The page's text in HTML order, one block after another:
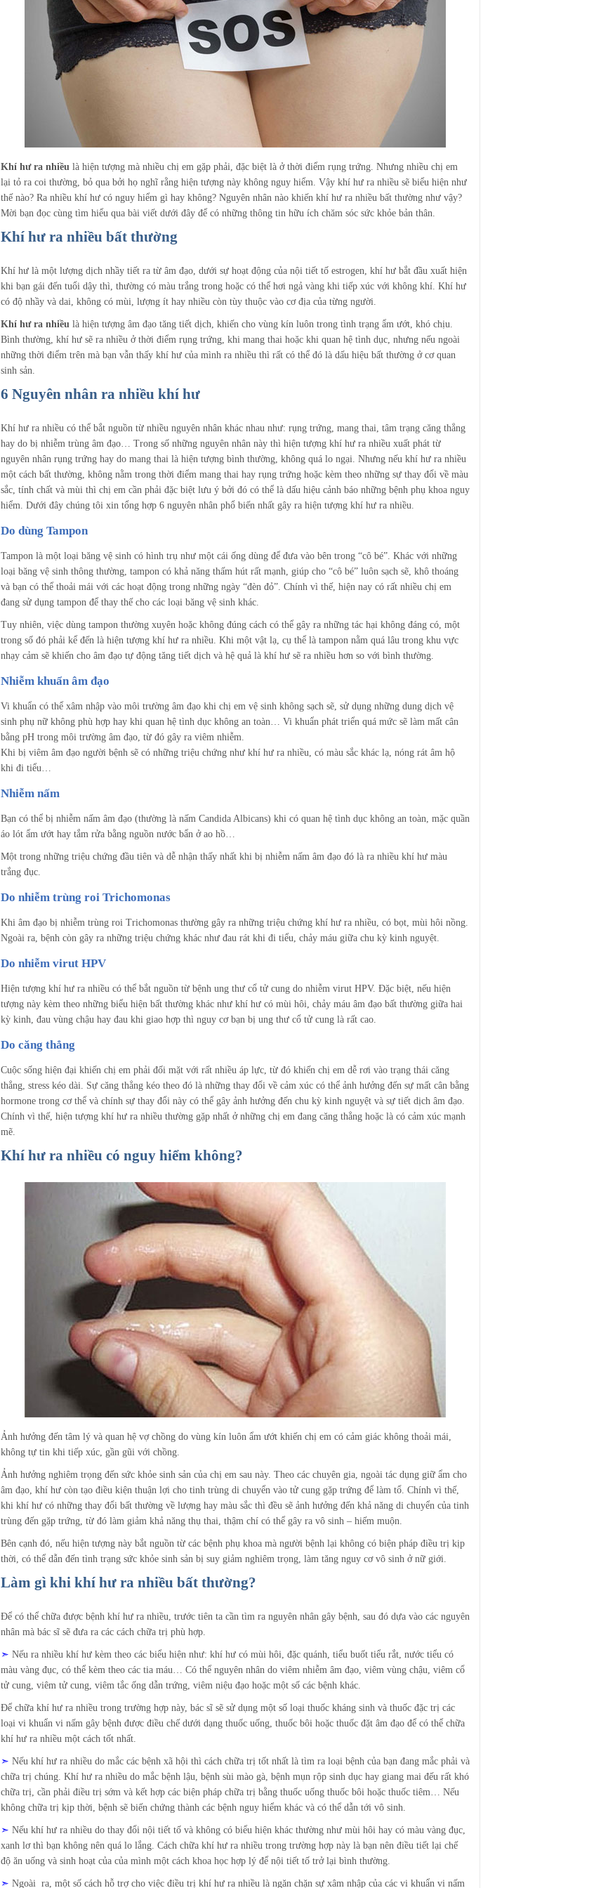
Khí hư ra nhiều là hiện tượng mà nhiều chị em gặp phải, đặc biệt là ở thời điểm rụng trứng. Nhưng nhiều chị em
lại tỏ ra coi thường, bỏ qua bởi họ nghĩ rằng hiện tượng này không nguy hiểm. Vậy khí hư ra nhiều sẽ biểu hiện như
thế nào? Ra nhiều khí hư có nguy hiểm gì hay không? Nguyên nhân nào khiến khí hư ra nhiều bất thường như vậy?
Mời bạn đọc cùng tìm hiểu qua bài viết dưới đây để có những thông tin hữu ích chăm sóc sức khỏe bản thân.
Khí hư ​ra nhiều bất thường
Khí hư là một lượng dịch nhầy tiết ra từ âm đạo, dưới sự hoạt động của nội tiết tố estrogen, khí hư bắt đầu xuất hiện
khi bạn gái đến tuổi dậy thì, thường có màu trắng trong hoặc có thể hơi ngả vàng khi tiếp xúc với không khí. Khí hư
có độ nhầy và dai, không có mùi, lượng ít hay nhiều còn tùy thuộc vào cơ địa của từng người.
Khí hư ra nhiều là hiện tượng âm đạo tăng tiết dịch, khiến cho vùng kín luôn trong tình trạng ẩm ướt, khó chịu.
Bình thường, khí hư sẽ ra nhiều ở thời điểm rụng trứng, khi mang thai hoặc khi quan hệ tình dục, nhưng nếu ngoài
những thời điểm trên mà bạn vẫn thấy khí hư của mình ra nhiều thì rất có thể đó là dấu hiệu bất thường ở cơ quan
sinh sản.
6 Nguyên nhân ra nhiều khí hư
Khí hư ra nhiều có thể bắt nguồn từ nhiều nguyên nhân khác nhau như: rụng trứng, mang thai, tâm trạng căng thẳng
hay do bị nhiễm trùng âm đạo… Trong số những nguyên nhân này thì hiện tượng khí hư ra nhiều xuất phát từ
nguyên nhân rụng trứng hay do mang thai là hiện tượng bình thường, không quá lo ngại. Nhưng nếu khí hư ra nhiều
một cách bất thường, không nằm trong thời điểm mang thai hay rụng trứng hoặc kèm theo những sự thay đổi về màu
sắc, tính chất và mùi thì chị em cần phải đặc biệt lưu ý bởi đó có thể là dấu hiệu cảnh báo những bệnh phụ khoa nguy
hiểm. Dưới đây chúng tôi xin tổng hợp 6 nguyên nhân phổ biến nhất gây ra hiện tượng khí hư ra nhiều.
Do dùng Tampon
Tampon là một loại băng vệ sinh có hình trụ như một cái ống dùng để đưa vào bên trong “cô bé”. Khác với những
loại băng vệ sinh thông thường, tampon có khả năng thấm hút rất mạnh, giúp cho “cô bé” luôn sạch sẽ, khô thoáng
và bạn có thể thoải mái với các hoạt động trong những ngày “đèn đỏ”. Chính vì thế, hiện nay có rất nhiều chị em
đang sử dụng tampon để thay thế cho các loại băng vệ sinh khác.
Tuy nhiên, việc dùng tampon thường xuyên hoặc không đúng cách có thể gây ra những tác hại không đáng có, một
trong số đó phải kể đến là hiện tượng khí hư ra nhiều. Khi một vật lạ, cụ thể là tampon nằm quá lâu trong khu vực
nhạy cảm sẽ khiến cho âm đạo tự động tăng tiết dịch và hệ quả là khí hư sẽ ra nhiều hơn so với bình thường.
Nhiễm khuẩn âm đạo
Vi khuẩn có thể xâm nhập vào môi trường âm đạo khi chị em vệ sinh không sạch sẽ, sử dụng những dung dịch vệ
sinh phụ nữ không phù hợp hay khi quan hệ tình dục không an toàn… Vi khuẩn phát triển quá mức sẽ làm mất cân
bằng pH trong môi trường âm đạo, từ đó gây ra viêm nhiễm.
Khi bị viêm âm đạo người bệnh sẽ có những triệu chứng như khí hư ra nhiều, có màu sắc khác lạ, nóng rát âm hộ
khi đi tiểu…
Nhiễm nấm
Bạn có thể bị nhiễm nấm âm đạo (thường là nấm Candida Albicans) khi có quan hệ tình dục không an toàn, mặc quần
áo lót ẩm ướt hay tắm rửa bằng nguồn nước bẩn ở ao hồ…
Một trong những triệu chứng đầu tiên và dễ nhận thấy nhất khi bị nhiễm nấm âm đạo đó là ra nhiều khí hư màu
trắng đục.
Do nhiễm trùng roi Trichomonas
Khi âm đạo bị nhiễm trùng roi Trichomonas thường gây ra những triệu chứng khí hư ra nhiều, có bọt, mùi hôi nồng.
Ngoài ra, bệnh còn gây ra những triệu chứng khác như đau rát khi đi tiểu, chảy máu giữa chu kỳ kinh nguyệt.
Do nhiễm virut HPV
Hiện tượng khí hư ra nhiều có thể bắt nguồn từ bệnh ung thư cổ tử cung do nhiễm virut HPV. Đặc biệt, nếu hiện
tượng này kèm theo những biểu hiện bất thường khác như khí hư có mùi hôi, chảy máu âm đạo bất thường giữa hai
kỳ kinh, đau vùng chậu hay đau khi giao hợp thì nguy cơ bạn bị ung thư cổ tử cung là rất cao.
Do căng thẳng
Cuộc sống hiện đại khiến chị em phải đối mặt với rất nhiều áp lực, từ đó khiến chị em dễ rơi vào trạng thái căng
thẳng, stress kéo dài. Sự căng thẳng kéo theo đó là những thay đổi về cảm xúc có thể ảnh hưởng đến sự mất cân bằng
hormone trong cơ thể và chính sự thay đổi này có thể gây ảnh hưởng đến chu kỳ kinh nguyệt và sự tiết dịch âm đạo.
Chính vì thế, hiện tượng khí hư ra nhiều thường gặp nhất ở những chị em đang căng thẳng hoặc là có cảm xúc mạnh
mẽ.
Khí hư ra nhiều có nguy hiểm không?
Ảnh hưởng đến tâm lý và quan hệ vợ chồng do vùng kín luôn ẩm ướt khiến chị em có cảm giác không thoải mái,
không tự tin khi tiếp xúc, gần gũi với chồng.
Ảnh hưởng nghiêm trọng đến sức khỏe sinh sản của chị em sau này. Theo các chuyên gia, ngoài tác dụng giữ ẩm cho
âm đạo, khí hư còn tạo điều kiện thuận lợi cho tinh trùng di chuyển vào tử cung gặp trứng để làm tổ. Chính vì thế,
khi khí hư có những thay đổi bất thường về lượng hay màu sắc thì đều sẽ ảnh hưởng đến khả năng di chuyển của tinh
trùng đến gặp trứng, từ đó làm giảm khả năng thụ thai, thậm chí có thể gây ra vô sinh – hiếm muộn.
Bên cạnh đó, nếu hiện tượng này bắt nguồn từ các bệnh phụ khoa mà người bệnh lại không có biện pháp điều trị kịp
thời, có thể dẫn đến tình trạng sức khỏe sinh sản bị suy giảm nghiêm trọng, làm tăng nguy cơ vô sinh ở nữ giới.
Làm gì khi khí hư ra nhiều bất thường?
Để có thể chữa được bệnh khí hư ra nhiều, trước tiên ta cần tìm ra nguyên nhân gây bệnh, sau đó dựa vào các nguyên
nhân mà bác sĩ sẽ đưa ra các cách chữa trị phù hợp.
➣ Nếu ra nhiều khí hư kèm theo các biểu hiện như: khí hư có mùi hôi, đặc quánh, tiểu buốt tiểu rắt, nước tiểu có
màu vàng đục, có thể kèm theo các tia máu… Có thể nguyên nhân do viêm nhiễm âm đạo, viêm vùng chậu, viêm cổ
tử cung, viêm tử cung, viêm tắc ống dẫn trứng, viêm niệu đạo hoặc một số các bệnh khác.
Để chữa khí hư ra nhiều trong trường hợp này, bác sĩ sẽ sử dụng một số loại thuốc kháng sinh và thuốc đặc trị các
loại vi khuẩn vi nấm gây bệnh được điều chế dưới dạng thuốc uống, thuốc bôi hoặc thuốc đặt âm đạo để có thể chữa
khí hư ra nhiều một cách tốt nhất.
➣ Nếu khí hư ra nhiều do mắc các bệnh xã hội thì cách chữa trị tốt nhất là tìm ra loại bệnh của bạn đang mắc phải và
chữa trị chúng. Khí hư ra nhiều do mắc bệnh lậu, bệnh sùi mào gà, bệnh mụn rộp sinh dục hay giang mai đếu rất khó
chữa trị, cần phải điều trị sớm và kết hợp các biện pháp chữa trị bằng thuốc uống thuốc bôi hoặc thuốc tiêm… Nếu
không chữa trị kịp thời, bệnh sẽ biến chứng thành các bệnh nguy hiểm khác và có thể dẫn tới vô sinh.
➣ Nếu khí hư ra nhiều do thay đổi nội tiết tố và không có biểu hiện khác thường như mùi hôi hay có màu vàng đục,
xanh lơ thì bạn không nên quá lo lắng. Cách chữa khí hư ra nhiều trong trường hợp này là bạn nên điều tiết lại chế
độ ăn uống và sinh hoạt của của mình một cách khoa học hợp lý để nội tiết tố trở lại bình thường.
➣ Ngoài ra, một số cách hỗ trợ cho việc điều trị khí hư ra nhiều là ngăn chặn sự xâm nhập của các vi khuẩn vi nấm